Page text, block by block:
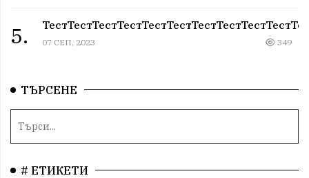
5. 07 СЕП, 2023 349
ТЪРСЕНЕ
# ЕТИКЕТИ